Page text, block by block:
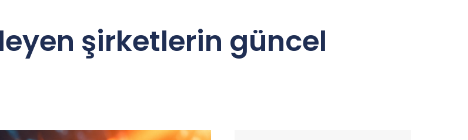
şirketlerin güncel